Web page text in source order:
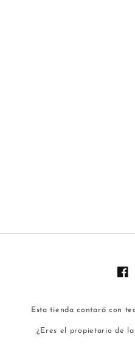
Esta tienda contará con
¿Eres el propietario de